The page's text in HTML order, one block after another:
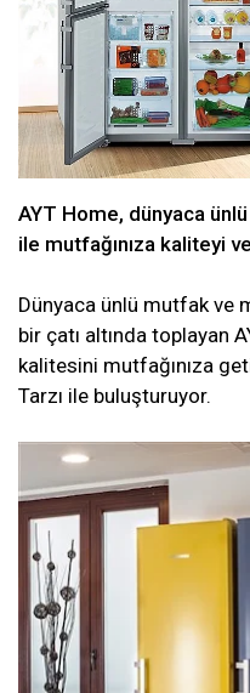
AYT Home, dünyaca
ile mutfağınıza kaliteyi
Dünyaca ünlü mutfak ve
bir çatı altında toplayan
kalitesini mutfağınıza
Tarzı ile buluşturuyor.